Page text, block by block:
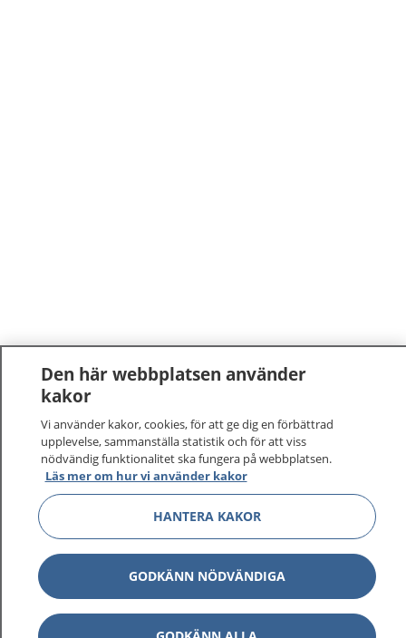
Den här webbplatsen använder
kakor
Vi använder kakor, cookies, för att ge dig en förbättrad
upplevelse, sammanställa statistik och för att viss
nödvändig funktionalitet ska fungera på webbplatsen.
Läs mer om hur vi använder kakor
HANTERA KAKOR
GODKÄNN NÖDVÄNDIGA